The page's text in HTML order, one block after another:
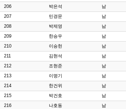
206
박은석 남
207
민경문 남
208
박제영 남
209
한승우 남
210
이승헌 남
211
김현석 남
212
조현준 남
213
이명기 남
214
한건위 남
215
박건호 남
216
나호동 남